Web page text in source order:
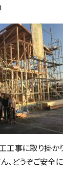
工事に取り掛か
、どうぞご安全